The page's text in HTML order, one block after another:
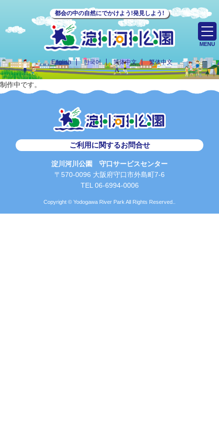
都会の中の自然にでかけよう!発見しよう!
English 한국어 简体中文 繁体中文
MENU
制作中です。
ご利用に関するお問合せ
淀川河川公園 守口サービスセンター
〒570-0096 大阪府守口市外島町7-6
TEL 06-6994-0006
Copyright © Yodogawa River Park All Rights Reserved..